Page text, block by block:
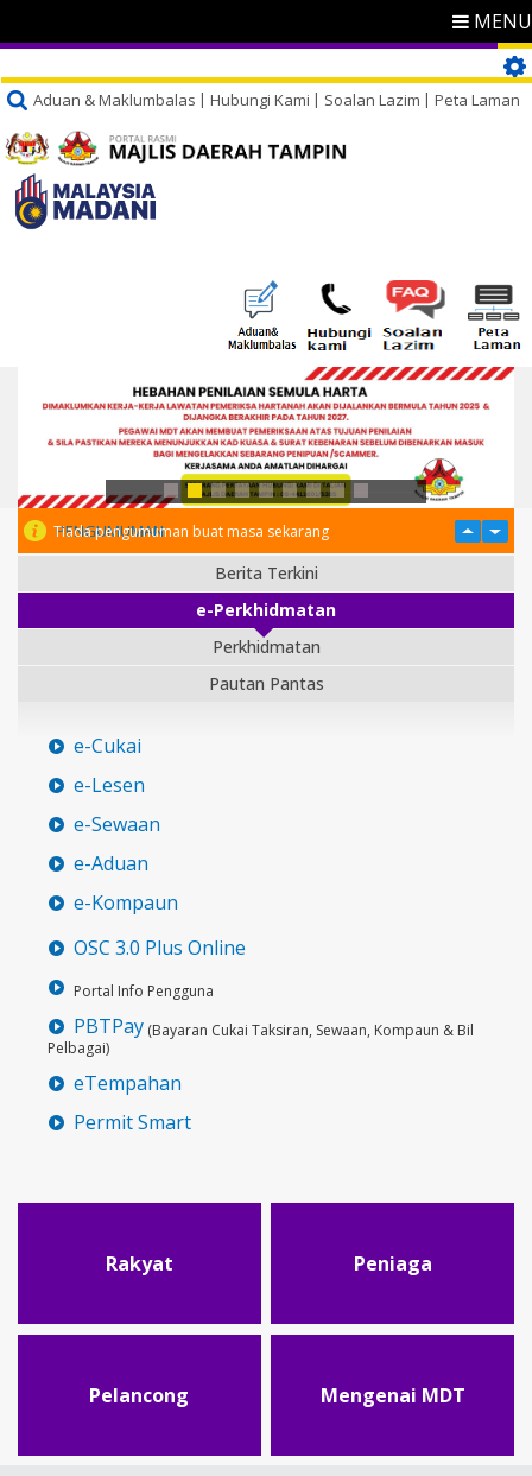
MENU
Aduan & Maklumbalas Hubungi Kami Soalan Lazim Peta Laman
PENGUMUMAN
Tiada pengumuman buat masa sekarang
Berita Terkini
e-Perkhidmatan
Perkhidmatan
Pautan Pantas
e-Cukai
e-Lesen
e-Sewaan
e-Aduan
e-Kompaun
OSC 3.0 Plus Online
Portal Info Pengguna
PBTPay (Bayaran Cukai Taksiran, Sewaan, Kompaun & Bil
Pelbagai)
eTempahan
Permit Smart
Rakyat Peniaga
Pelancong Mengenai MDT